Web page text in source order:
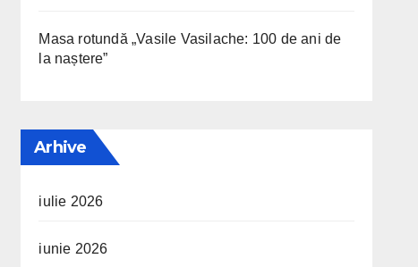
Masa rotundă „Vasile Vasilache: 100 de ani de
la naștere”
Arhive
iulie 2026
iunie 2026